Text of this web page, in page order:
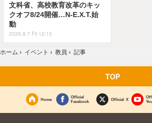
文科省、高校教育改革のキッ
クオフ8/24開催…N-E.X.T.始
動
2026.8.7 Fri 12:15
ホーム › イベント › 教員 › 記事
TOP
Home
Official
Facebook
Official X